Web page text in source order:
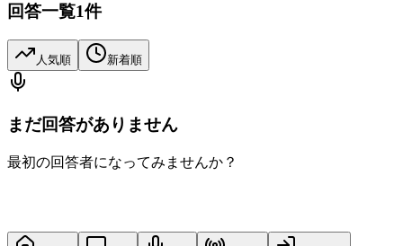
回答一覧1件
人気順 新着順
まだ回答がありません
最初の回答者になってみませんか？